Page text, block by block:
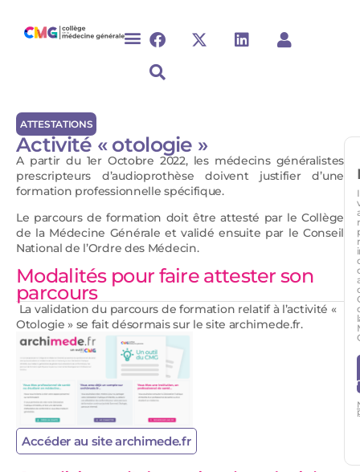
ATTESTATIONS
Activité « otologie »
A partir du 1er Octobre 2022, les médecins généralistes
prescripteurs d’audioprothèse doivent justifier d’une
formation professionnelle spécifique.
Le parcours de formation doit être attesté par le Collège
de la Médecine Générale et validé ensuite par le Conseil
National de l’Ordre des Médecin.
Modalités pour faire attester son
parcours
La validation du parcours de formation relatif à l’activité «
Otologie » se fait désormais sur le site archimede.fr.
Accéder au site archimede.fr